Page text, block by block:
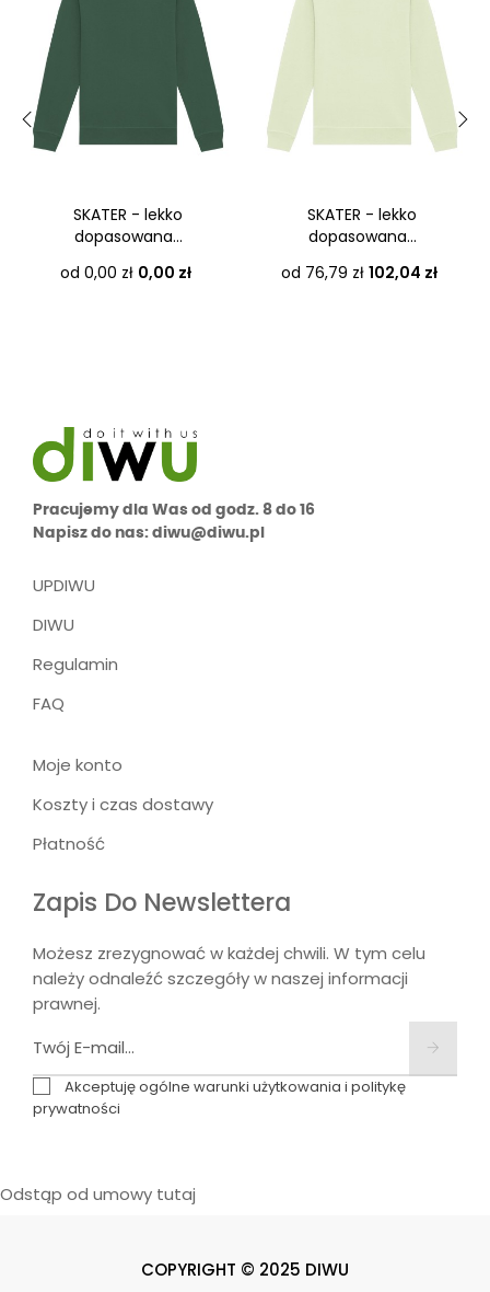
SKATER - lekko
dopasowana...
od 0,00 zł Cena
0,00 zł
SKATER - lekko
dopasowana...
od 76,79 zł Cena
102,04 zł
Pracujemy dla Was od godz. 8 do 16
Napisz do nas: diwu@diwu.pl
UPDIWU
DIWU
Regulamin
FAQ
Moje konto
Koszty i czas dostawy
Płatność
Zapis Do Newslettera
Możesz zrezygnować w każdej chwili. W tym celu
należy odnaleźć szczegóły w naszej informacji
prawnej.
Akceptuję ogólne warunki użytkowania i politykę
prywatności
Odstąp od umowy tutaj
COPYRIGHT © 2025 DIWU